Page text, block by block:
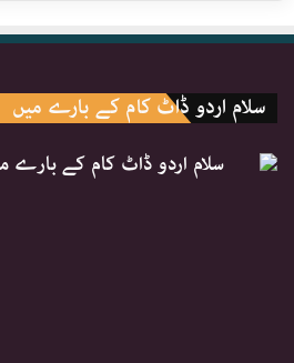
سلام اردو ڈاٹ کام کے بارے میں